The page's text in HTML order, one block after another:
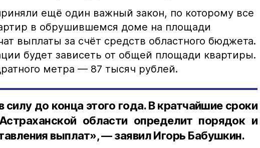
ещё один важный закон, по которому все
в обрушившемся доме на площади
выплаты за счёт средств областного бюджета.
будет зависеть от общей площади квартиры.
метра — 87 тысяч рублей.
силу до конца этого года. В кратчайшие сроки
области определит порядок и
выплат», — заявил Игорь Бабушкин.